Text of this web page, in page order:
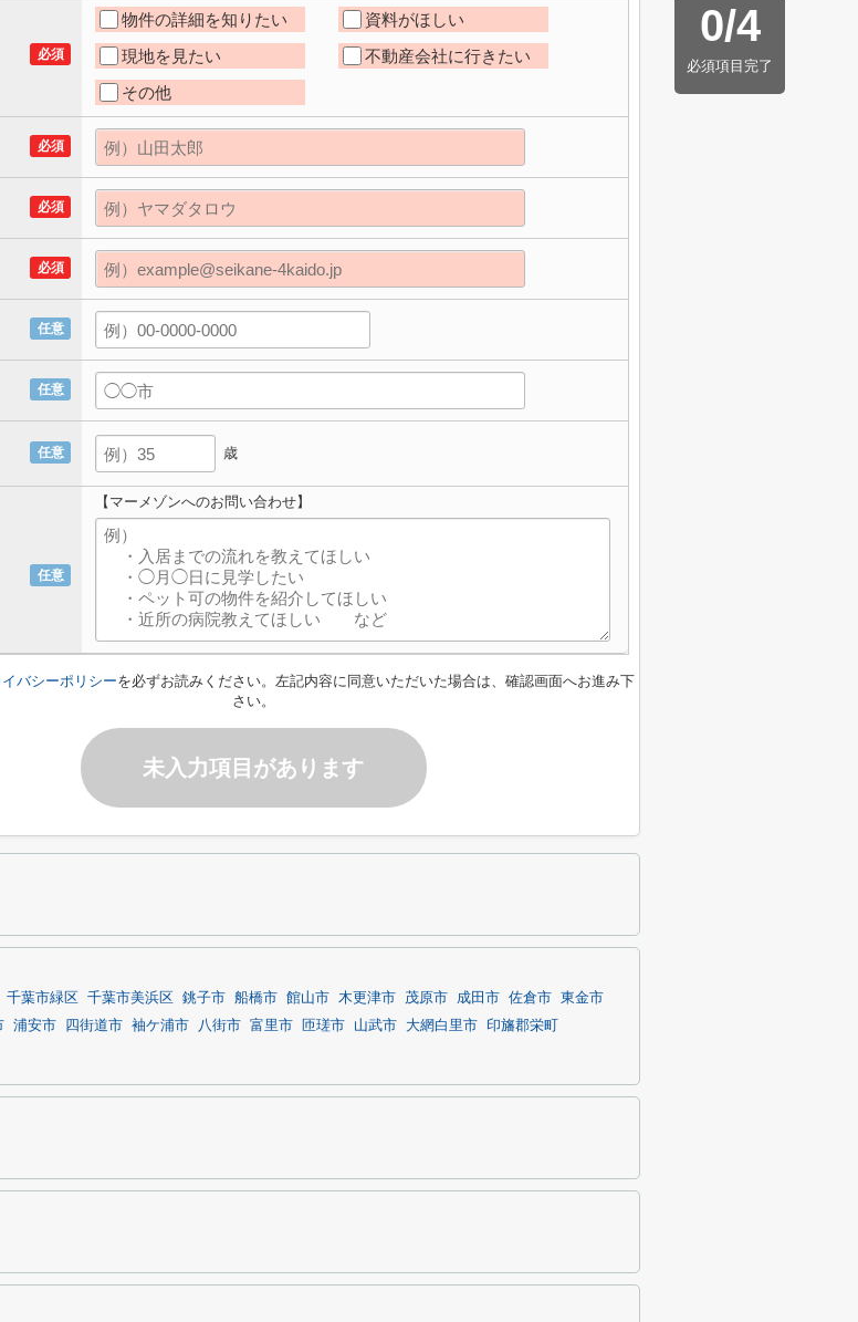
0/4
必須項目完了
必須
物件の詳細を知りたい
資料がほしい
現地を見たい
不動産会社に行きたい
その他
必須
必須
必須
任意
任意
任意 歳
任意
【マーメゾンへのお問い合わせ】
バシーポリシーを必ずお読みください。左記内容に同意いただいた場合は、確認画面へお進み下
さい。
未入力項目があります
千葉市緑区 千葉市美浜区 銚子市 船橋市 館山市 木更津市 茂原市 成田市 佐倉市 東金市
浦安市 四街道市 袖ケ浦市 八街市 富里市 匝瑳市 山武市 大網白里市 印旛郡栄町